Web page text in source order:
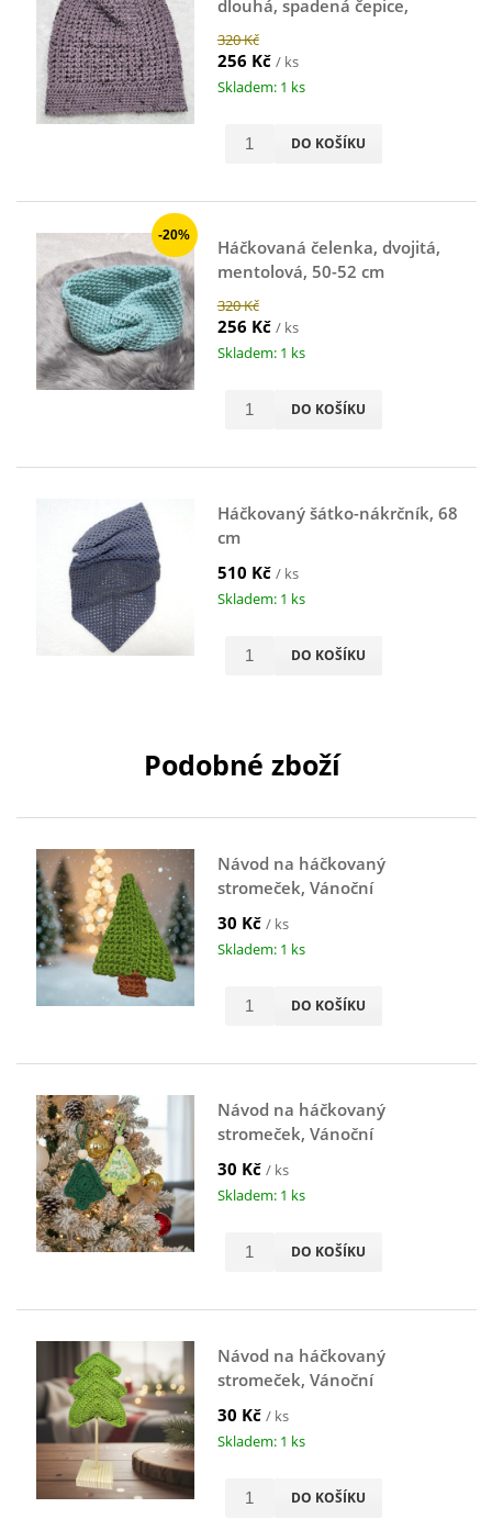
dlouhá, spadená čepice,
starofialová, 48-50 cm
320 Kč
256 Kč / ks
Skladem: 1 ks
DO KOŠÍKU
-20%
Háčkovaná čelenka, dvojitá,
mentolová, 50-52 cm
320 Kč
256 Kč / ks
Skladem: 1 ks
DO KOŠÍKU
Háčkovaný šátko-nákrčník, 68
cm
510 Kč / ks
Skladem: 1 ks
DO KOŠÍKU
Podobné zboží
Návod na háčkovaný
stromeček, Vánoční
30 Kč / ks
Skladem: 1 ks
DO KOŠÍKU
Návod na háčkovaný
stromeček, Vánoční
30 Kč / ks
Skladem: 1 ks
DO KOŠÍKU
Návod na háčkovaný
stromeček, Vánoční
30 Kč / ks
Skladem: 1 ks
DO KOŠÍKU